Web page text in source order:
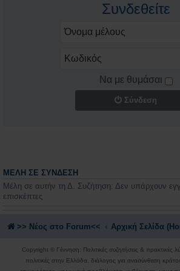
Συνδεθείτε
Να με θυμάσαι
Σύνδεση
ΜΈΛΗ ΣΕ ΣΎΝΔΕΣΗ
Μέλη σε αυτήν τη Δ. Συζήτηση: Δεν υπάρχουν
επισκέπτες
>> Nέος στο Forum<< Αρχική Σελίδα
Copyright © Γέννηση: Πολιτικές συζητήσεις & πρακτικές
πολιτικές στην Ελλάδα, διάλογος για ανασύνθεση